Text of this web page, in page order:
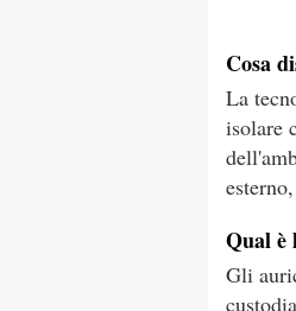
Cosa
La
isolare
Qual è
Gli